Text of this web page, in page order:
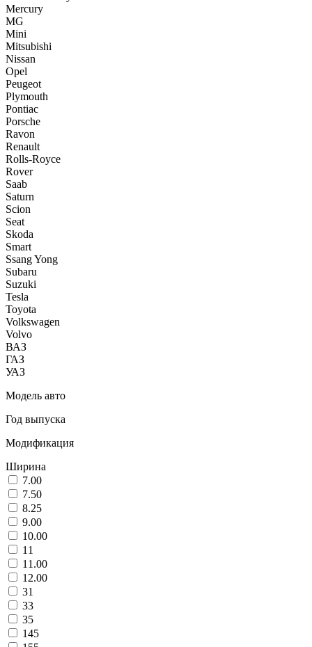
Mercury
MG
Mini
Mitsubishi
Nissan
Opel
Peugeot
Plymouth
Pontiac
Porsche
Ravon
Renault
Rolls-Royce
Rover
Saab
Saturn
Scion
Seat
Skoda
Smart
Ssang Yong
Subaru
Suzuki
Tesla
Toyota
Volkswagen
Volvo
ВАЗ
ГАЗ
УАЗ
Модель авто
Год выпуска
Модификация
Ширина
7.00
7.50
8.25
9.00
10.00
11
11.00
12.00
31
33
35
145